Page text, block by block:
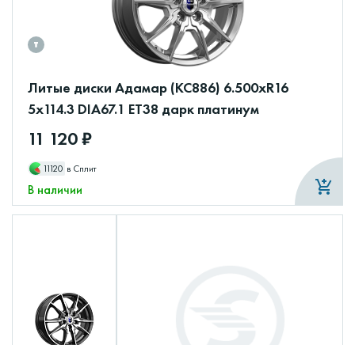
Литые диски Адамар (КС886) 6.500xR16
5x114.3 DIA67.1 ET38 дарк платинум
11 120 ₽
11120 в Сплит
В наличии